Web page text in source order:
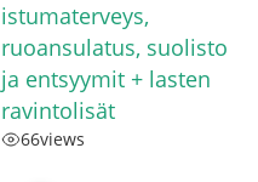
istumaterveys,
ruoansulatus, suolisto
ja entsyymit + lasten
ravintolisät
66views